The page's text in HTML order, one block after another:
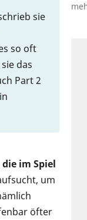
sie
so oft
das
Part 2
im Spiel
um
öfter